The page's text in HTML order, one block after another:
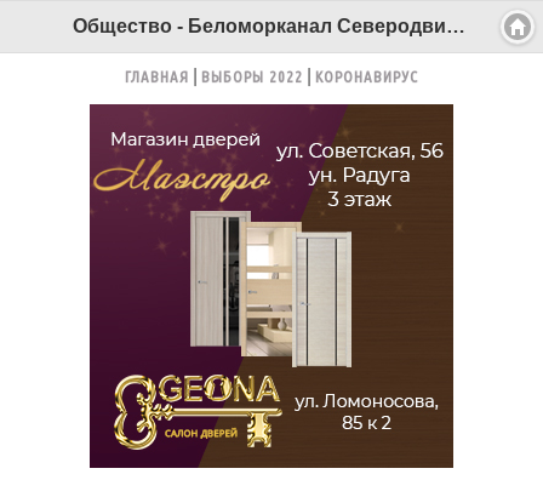
Общество - Беломорканал Северодвинск tv29.ru
ГЛАВНАЯ ВЫБОРЫ 2022 КОРОНАВИРУС